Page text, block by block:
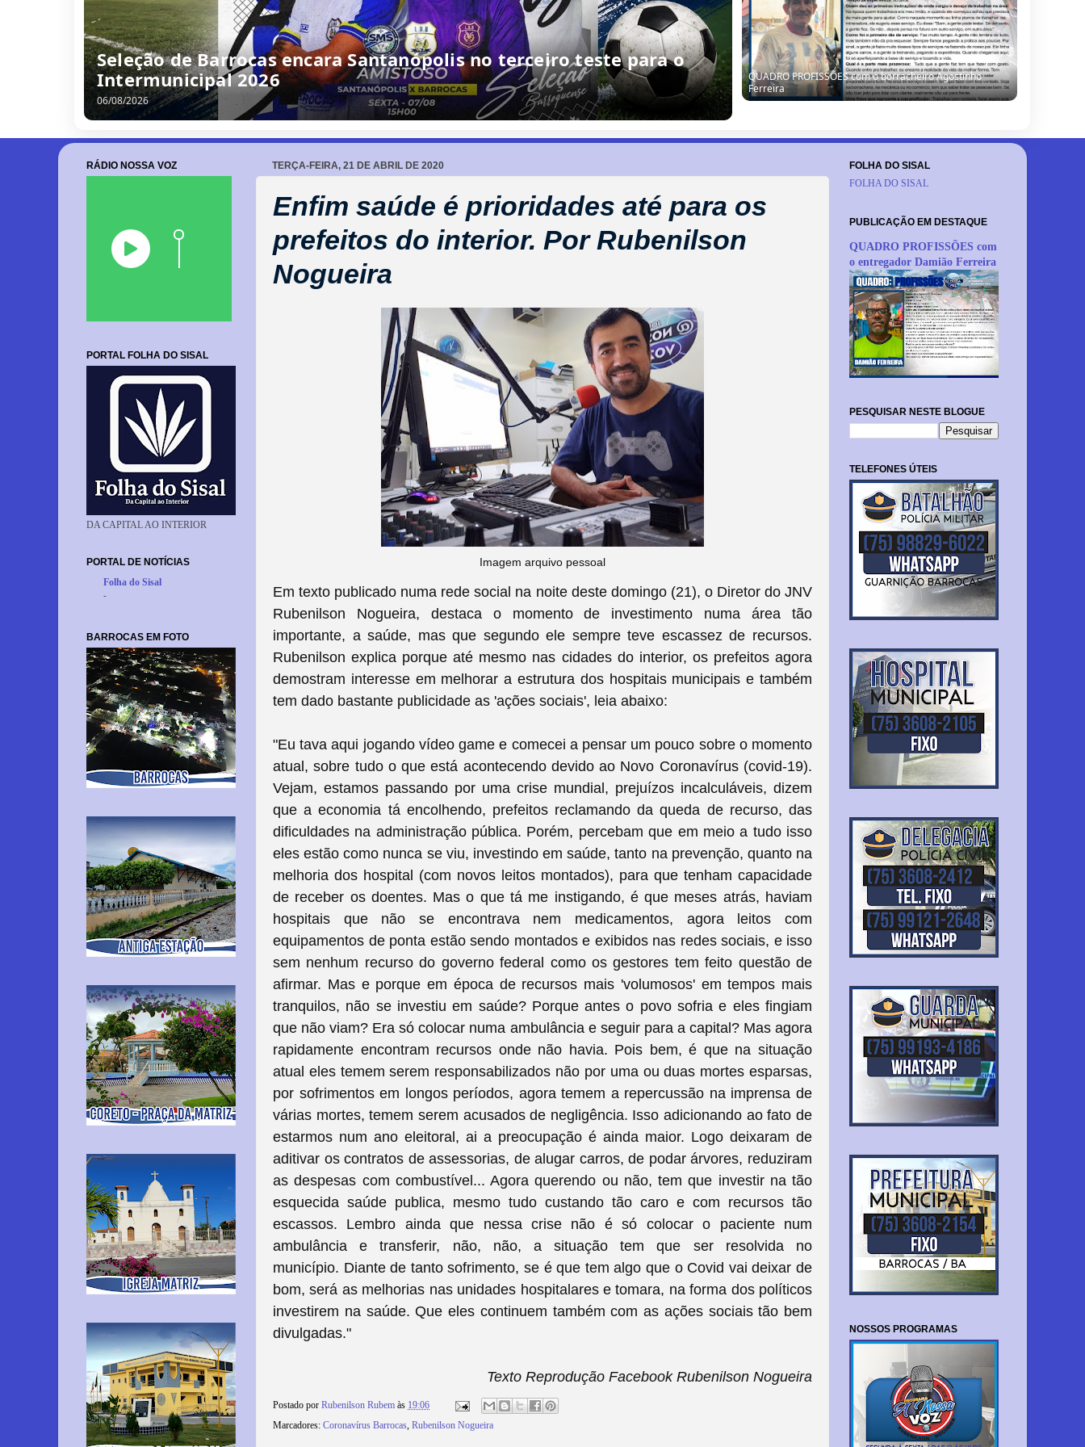
0
8
/
2
0
2
6
Seleção de Barrocas encara Santanópolis no terceiro
teste para o Intermunicipal 2026
TERÇA-FEIRA, 21 DE ABRIL DE 2020
Enfim saúde é prioridades até para os
prefeitos do interior. Por Rubenilson
Nogueira
Imagem arquivo pessoal
Em texto publicado numa rede social na noite deste domingo (21), o Diretor do JNV
Rubenilson Nogueira, destaca o momento de investimento numa área tão
importante, a saúde, mas que segundo ele sempre teve escassez de recursos.
Rubenilson explica porque até mesmo nas cidades do interior, os prefeitos agora
demostram interesse em melhorar a estrutura dos hospitais municipais e também
tem dado bastante publicidade as 'ações sociais', leia abaixo:
"Eu tava aqui jogando vídeo game e comecei a pensar um pouco sobre o momento
atual, sobre tudo o que está acontecendo devido ao Novo Coronavírus (covid-19).
Vejam, estamos passando por uma crise mundial, prejuízos incalculáveis, dizem
que a economia tá encolhendo, prefeitos reclamando da queda de recurso, das
dificuldades na administração pública. Porém, percebam que em meio a tudo isso
eles estão como nunca se viu, investindo em saúde, tanto na prevenção, quanto na
melhoria dos hospital (com novos leitos montados), para que tenham capacidade
de receber os doentes. Mas o que tá me instigando, é que meses atrás, haviam
hospitais que não se encontrava nem medicamentos, agora leitos com
equipamentos de ponta estão sendo montados e exibidos nas redes sociais, e isso
sem nenhum recurso do governo federal como os gestores tem feito questão de
afirmar. Mas e porque em época de recursos mais 'volumosos' em tempos mais
tranquilos, não se investiu em saúde? Porque antes o povo sofria e eles fingiam
que não viam? Era só colocar numa ambulância e seguir para a capital? Mas agora
rapidamente encontram recursos onde não havia. Pois bem, é que na situação
atual eles temem serem responsabilizados não por uma ou duas mortes esparsas,
por sofrimentos em longos períodos, agora temem a repercussão na imprensa de
várias mortes, temem serem acusados de negligência. Isso adicionando ao fato de
estarmos num ano eleitoral, ai a preocupação é ainda maior. Logo deixaram de
aditivar os contratos de assessorias, de alugar carros, de podar árvores, reduziram
as despesas com combustível... Agora querendo ou não, tem que investir na tão
esquecida saúde publica, mesmo tudo custando tão caro e com recursos tão
escassos. Lembro ainda que nessa crise não é só colocar o paciente num
ambulância e transferir, não, não, a situação tem que ser resolvida no
município. Diante de tanto sofrimento, se é que tem algo que o Covid vai deixar de
bom, será as melhorias nas unidades hospitalares e tomara, na forma dos políticos
investirem na saúde. Que eles continuem também com as ações sociais tão bem
divulgadas."
Texto Reprodução Facebook Rubenilson Nogueira
Postado por Rubenilson Rubem às 19:06
Marcadores: Coronavírus Barrocas, Rubenilson Nogueira
RÁDIO NOSSA VOZ
PORTAL FOLHA DO SISAL
DA CAPITAL AO INTERIOR
PORTAL DE NOTÍCIAS
Folha do Sisal
-
BARROCAS EM FOTO
FOLHA DO SISAL
FOLHA DO SISAL
PUBLICAÇÃO EM DESTAQUE
QUADRO PROFISSÕES com
o entregador Damião Ferreira
PESQUISAR NESTE BLOGUE
TELEFONES ÚTEIS
NOSSOS PROGRAMAS